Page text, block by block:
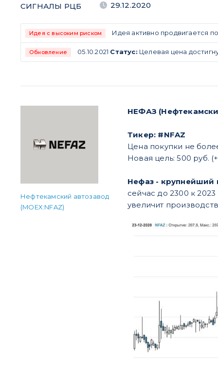
СИГНАЛЫ РЦБ 29.12.2020
Идея с высоким риском Идея активно продвигается
Обновление 05.10.2021 Статус: Целевая цена
Нефтекамский автозавод
(MOEX:NFAZ)
НЕФАЗ
Тикер: #NFAZ
Цена покупки не
Новая цель: 500 руб.
Нефаз - крупнейший
сейчас до 2300 к
увеличит